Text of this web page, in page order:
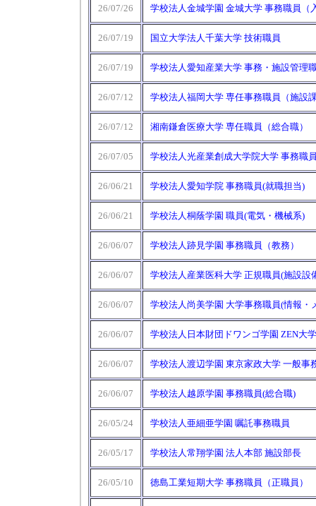
26/07/26 学校法人金城学園 金城大学 事務職員（
26/07/19 国立大学法人千葉大学 技術職員
26/07/19 学校法人愛知産業大学 事務・施設管理
26/07/12 学校法人福岡大学 専任事務職員（施設
26/07/12 湘南鎌倉医療大学 専任職員（総合職）
26/07/05 学校法人光産業創成大学院大学 事務職
26/06/21 学校法人愛知学院 事務職員(就職担当)
26/06/21 学校法人桐蔭学園 職員(電気・機械系)
26/06/07 学校法人跡見学園 事務職員（教務）
26/06/07 学校法人産業医科大学 正規職員(施設設
26/06/07 学校法人尚美学園 大学事務職員(情報・
26/06/07 学校法人日本財団ドワンゴ学園 ZEN大
26/06/07 学校法人渡辺学園 東京家政大学 一般事
26/06/07 学校法人越原学園 事務職員(総合職)
26/05/24 学校法人亜細亜学園 嘱託事務職員
26/05/17 学校法人常翔学園 法人本部 施設部長
26/05/10 徳島工業短期大学 事務職員（正職員）